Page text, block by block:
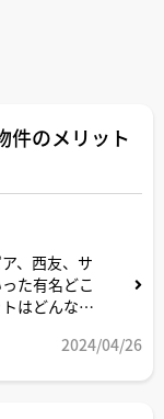
件のメリット
、西友、サ
た有名どこ
はどんな感
2024/04/26